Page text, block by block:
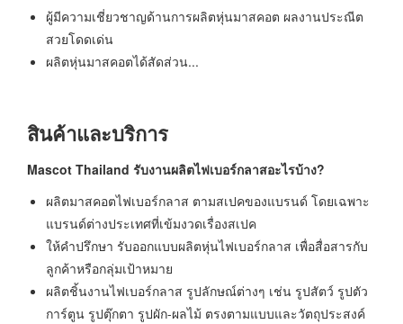
ผู้มีความเชี่ยวชาญด้านการผลิตหุ่นมาสคอต ผลงานประณีต
สวยโดดเด่น
ผลิตหุ่นมาสคอตได้สัดส่วน...
สินค้าและบริการ
Mascot Thailand รับงานผลิตไฟเบอร์กลาสอะไรบ้าง?
ผลิตมาสคอตไฟเบอร์กลาส ตามสเปคของแบรนด์ โดยเฉพาะ
แบรนด์ต่างประเทศที่เข้มงวดเรื่องสเปค
ให้คำปรึกษา รับออกแบบผลิตหุ่นไฟเบอร์กลาส เพื่อสื่อสารกับ
ลูกค้าหรือกลุ่มเป้าหมาย
ผลิตชิ้นงานไฟเบอร์กลาส รูปลักษณ์ต่างๆ เช่น รูปสัตว์ รูปตัว
การ์ตูน รูปตุ๊กตา รูปผัก-ผลไม้ ตรงตามแบบและวัตถุประสงค์